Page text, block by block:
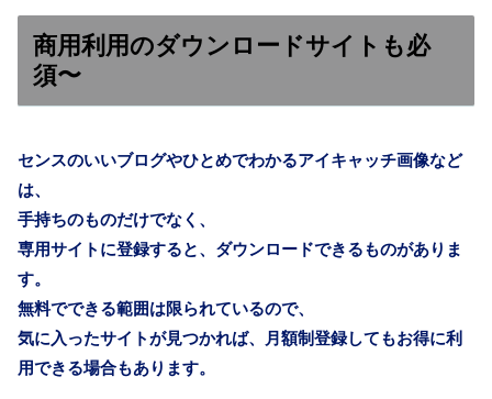
商用利用のダウンロードサイトも必
須〜
センスのいいブログやひとめでわかるアイキャッチ画像など
は、
手持ちのものだけでなく、
専用サイトに登録すると、ダウンロードできるものがありま
す。
無料でできる範囲は限られているので、
気に入ったサイトが見つかれば、月額制登録してもお得に利
用できる場合もあります。